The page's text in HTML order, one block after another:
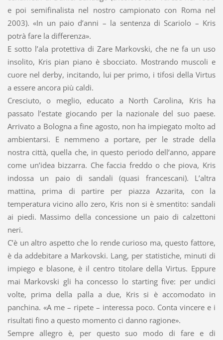
e poi semifinalista nel nostro campionato con Roma nel
2003). «In un paio d’anni – la sentenza di Scariolo – Kris
potrà fare la differenza».
E sotto l’ala protettiva di Zare Markovski, che ne fa un uso
insolito, Kris pian piano è sbocciato. Mostrando muscoli e
cuore nel derby, incitando, lui per primo, i tifosi della Virtus
a essere ancora più caldi.
Cresciuto, o meglio, educato a North Carolina, Kris ha
passato l’estate giocando per la nazionale del suo paese.
Arrivato a Bologna a fine agosto, non ha impiegato molto ad
ambientarsi. E nemmeno a portare, per le strade della
nostra città, quella che, in questo periodo dell’anno, appare
come un’idea bizzarra. Che faccia freddo o che piova, Kris
indossa un paio di sandali (quasi francescani). L’altra
mattina, prima di partire per piazza Azzarita, con la
temperatura vicino allo zero, Kris non si è smentito: sandali
ai piedi. Massimo della concessione un paio di calzettoni
neri.
C’è un altro aspetto che lo rende curioso ma, questo fattore,
è da addebitare a Markovski. Lang, per statistiche, minuti di
impiego e blasone, è il centro titolare della Virtus. Eppure
mai Markovski gli ha concesso lo starting five: per undici
volte, prima della palla a due, Kris si è accomodato in
panchina. «A me – ripete – interessa poco. Conta vincere e i
risultati fino a questo momento ci danno ragione».
Sempre allegro è, per questo suo modo di fare e di